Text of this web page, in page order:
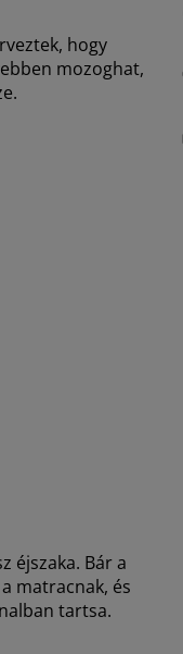
hogy
mozoghat,
éjszaka. Bár a
matracnak, és
tartsa.